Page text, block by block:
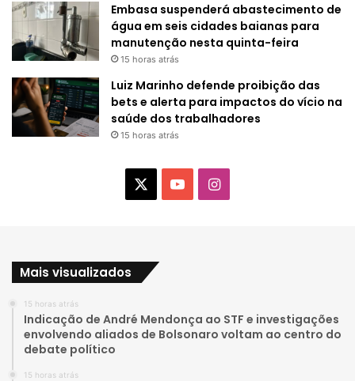
Embasa suspenderá abastecimento de
água em seis cidades baianas para
manutenção nesta quinta-feira
15 horas atrás
Luiz Marinho defende proibição das
bets e alerta para impactos do vício na
saúde dos trabalhadores
15 horas atrás
b
I
g
Mais visualizados
15 horas atrás
Indicação de André Mendonça ao STF e investigações
envolvendo aliados de Bolsonaro voltam ao centro do
debate político
15 horas atrás